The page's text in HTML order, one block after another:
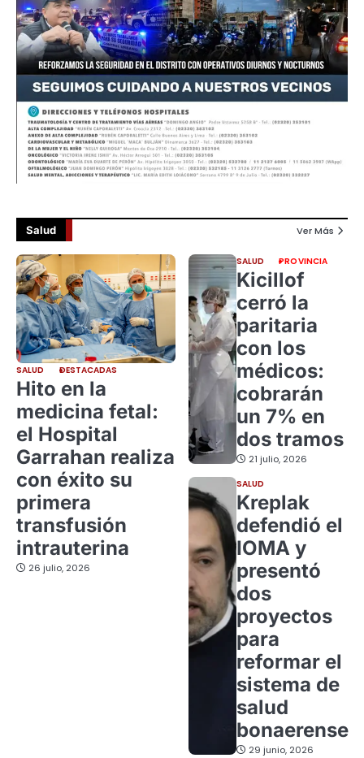
Salud Ver Más
SALUD DESTACADAS
Hito en la
medicina fetal:
el Hospital
Garrahan realiza
con éxito su
primera
transfusión
intrauterina
26 julio, 2026
SALUD PROVINCIA
Kicillof
cerró la
paritaria
con los
médicos:
cobrarán
un 7% en
dos tramos
21 julio, 2026
SALUD
Kreplak
defendió el
IOMA y
presentó
dos
proyectos
para
reformar el
sistema de
salud
bonaerense
29 junio, 2026